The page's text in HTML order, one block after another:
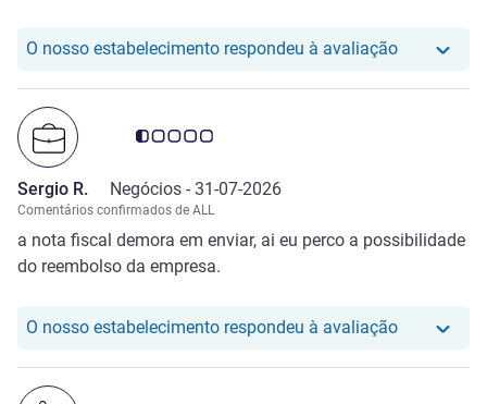
O nosso estabelecimento respondeu à avaliaçãoO nosso
Nota clientes Avis 0.5/5
Sergio R. Negócios - 31-07-2026
Comentários confirmados de ALL
a nota fiscal demora em enviar, ai eu perco a possibilidade
do reembolso da empresa.
O nosso estabelecimento respondeu à avaliaçãoO nosso